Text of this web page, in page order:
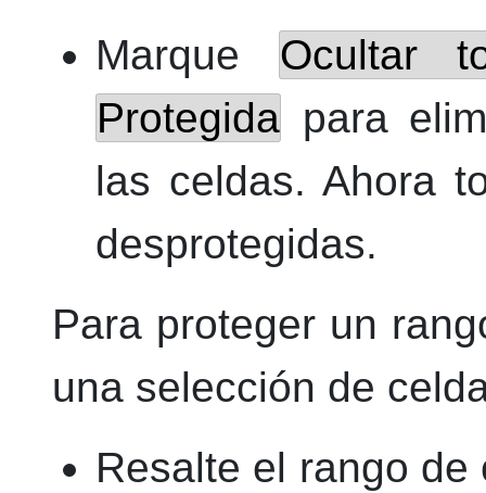
Marque Ocultar
Protegida para
las celdas. Ahora
desprotegidas.
Para proteger un
una selección de
Resalte el rango